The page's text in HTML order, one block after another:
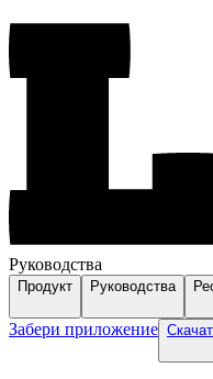
Руководства
Продукт Руководства
Забери приложение